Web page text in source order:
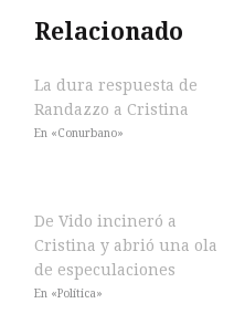
Relacionado
La dura respuesta de
Randazzo a Cristina
En «Conurbano»
De Vido incineró a
Cristina y abrió una ola
de especulaciones
En «Política»